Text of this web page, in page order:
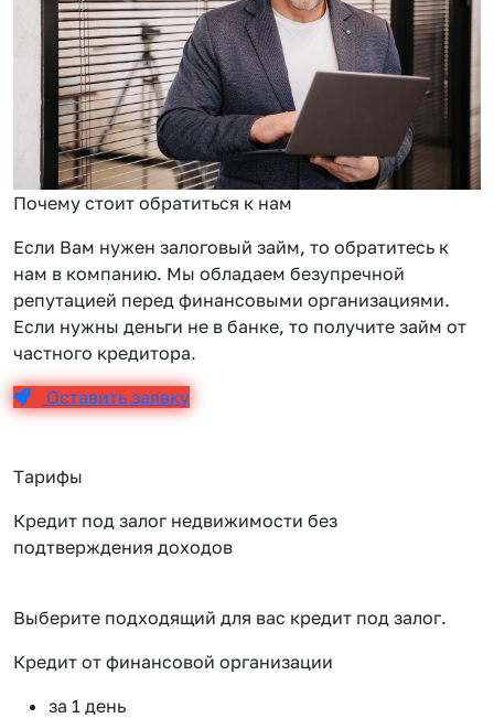
Почему стоит обратиться к нам
Если Вам нужен залоговый займ, то обратитесь к
нам в компанию. Мы обладаем безупречной
репутацией перед финансовыми организациями.
Если нужны деньги не в банке, то получите займ от
частного кредитора.
Оставить заявку
Тарифы
Кредит под залог недвижимости без
подтверждения доходов
Выберите подходящий для вас кредит под залог.
Кредит от финансовой организации
за 1 день